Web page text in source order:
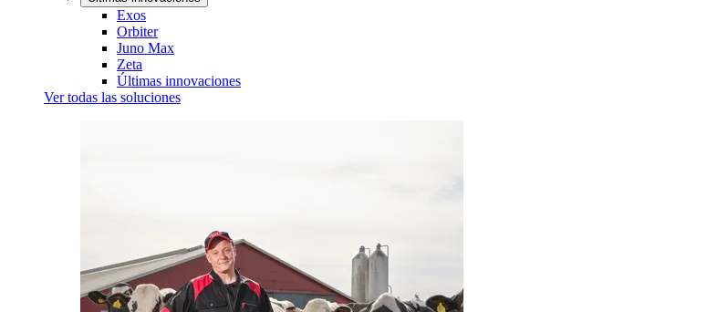
Exos
Orbiter
Juno Max
Zeta
Últimas innovaciones
Ver todas las soluciones